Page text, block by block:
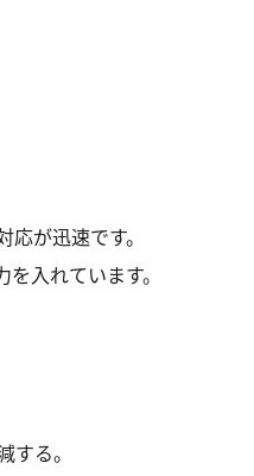
が迅速です。
入れています。
る。